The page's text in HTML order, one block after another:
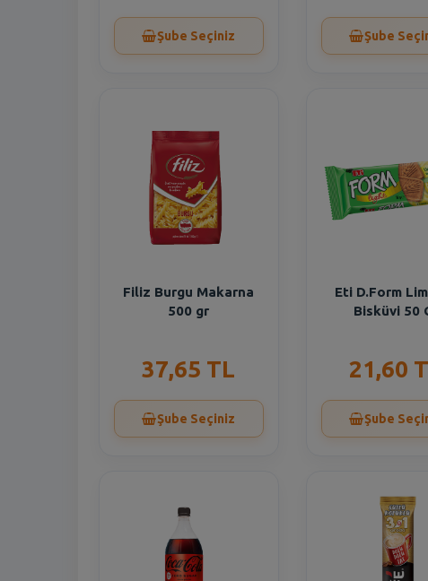
Şube Seçiniz Şube
Filiz Burgu Makarna
500 gr
37,65 TL
Şube Seçiniz
Eti D.Form
Bisküvi 50
21,60
Şube